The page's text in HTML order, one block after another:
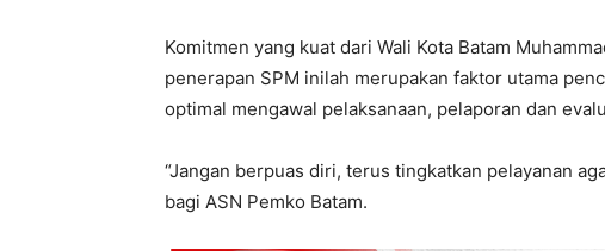
Komitmen yang kuat dari Wali Kota Batam
penerapan SPM inilah merupakan faktor utama
optimal mengawal pelaksanaan, pelaporan dan
“Jangan berpuas diri, terus tingkatkan pelayanan
bagi ASN Pemko Batam.